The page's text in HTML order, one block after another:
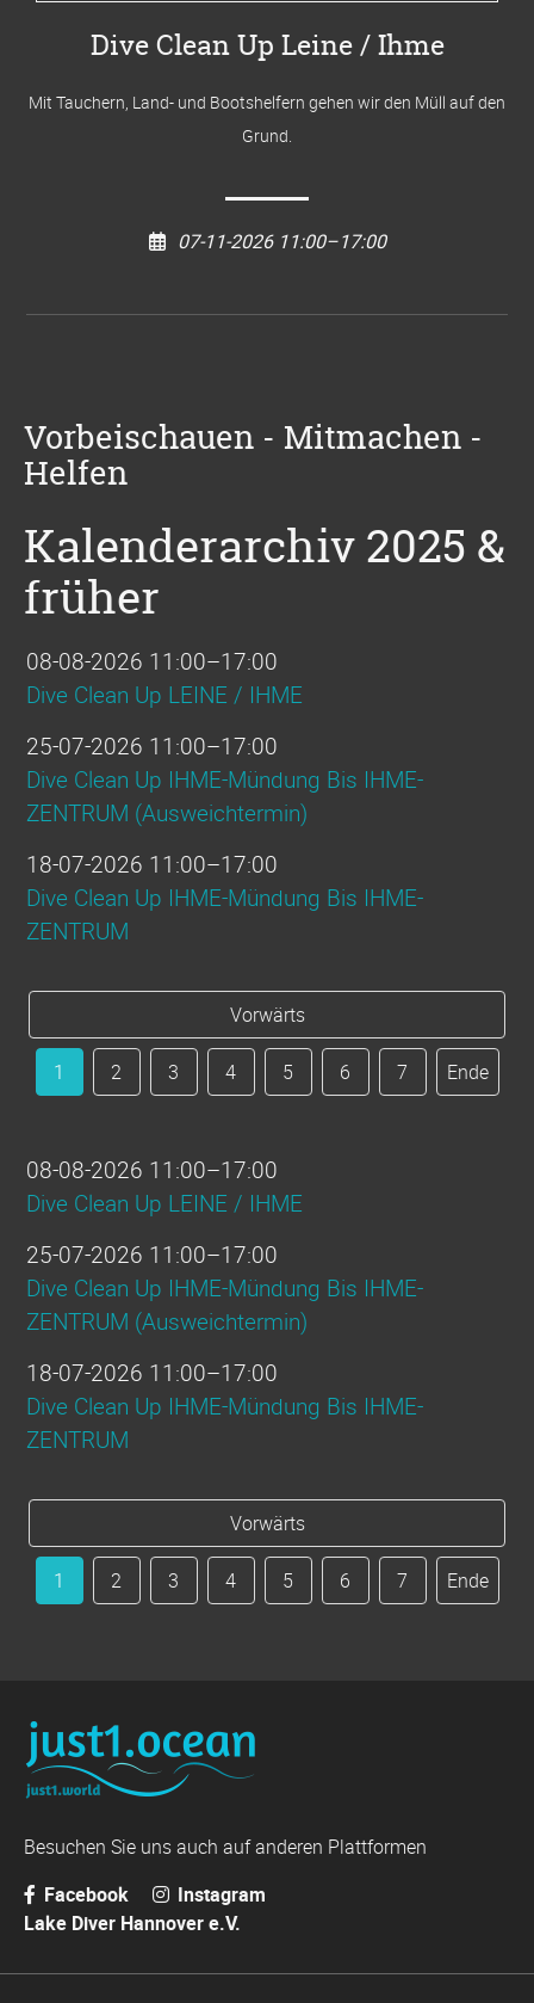
Dive Clean Up Leine / Ihme
Mit Tauchern, Land- und Bootshelfern gehen wir den Müll auf den
Grund.
07-11-2026 11:00–17:00
Vorbeischauen - Mitmachen -
Helfen
Kalenderarchiv 2025 &
früher
08-08-2026 11:00–17:00
Dive Clean Up LEINE / IHME
25-07-2026 11:00–17:00
Dive Clean Up IHME-Mündung Bis IHME-
ZENTRUM (Ausweichtermin)
18-07-2026 11:00–17:00
Dive Clean Up IHME-Mündung Bis IHME-
ZENTRUM
Vorwärts
1 2 3 4 5 6 7 Ende
08-08-2026 11:00–17:00
Dive Clean Up LEINE / IHME
25-07-2026 11:00–17:00
Dive Clean Up IHME-Mündung Bis IHME-
ZENTRUM (Ausweichtermin)
18-07-2026 11:00–17:00
Dive Clean Up IHME-Mündung Bis IHME-
ZENTRUM
Vorwärts
1 2 3 4 5 6 7 Ende
Besuchen Sie uns auch auf anderen Plattformen
Facebook
Instagram
Lake Diver Hannover e.V.